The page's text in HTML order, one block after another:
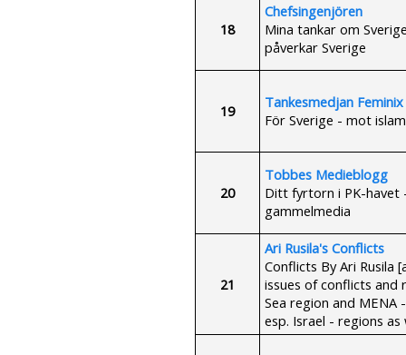
18
Chefsingenjören
Mina tankar om
påverkar Sverige
19
Tankesmedjan Feminix
För Sverige - mot
20
Tobbes Medieblogg
Ditt fyrtorn i PK-havet
gammelmedia
21
Ari Rusila's Conflicts
Conflicts By Ari Rusila
issues of conflicts and
Sea region and
esp. Israel - regions as